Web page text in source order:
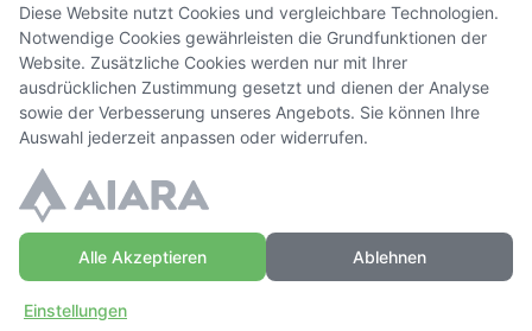
© Copyright WaffenZimmi | Powered bySidora AG
Datenschutz
Zuhause
Diese Website nutzt Cookies und vergleichbare Technologien.
Notwendige Cookies gewährleisten die Grundfunktionen der
Website. Zusätzliche Cookies werden nur mit Ihrer
ausdrücklichen Zustimmung gesetzt und dienen der Analyse
sowie der Verbesserung unseres Angebots. Sie können Ihre
Auswahl jederzeit anpassen oder widerrufen.
Alle Akzeptieren Ablehnen
Einstellungen